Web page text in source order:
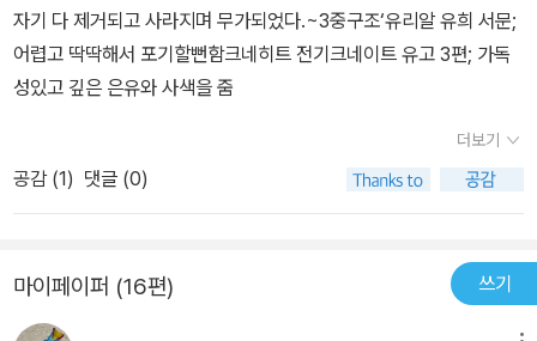
의 도구가 되었다. 헤세가 “진리에 대한 배신자”라고 경고했던 모습
이 지금 우리 눈앞에 있는 것이다. 반(反): 정신의 시대. 잡문에 대한
반작용으로 인류는 유리알 유희와 같은 정신 문명으로 향한다. 진리
리알 유희는 단순한 놀이가 아니다. 인류가 가진 모든 학문들, 즉 수
학, 철학, 음악, 종교 를 하나의 언어로 종합하는 정신적 연금술이다.
그것은 단순한 지식 축적이 아니라, 명상과 깨달음의 경지를 통해 완
어떤 상징적인 형식을, 숭고한 연금술을, 모든 형상이나 다양성을 넘
어서 내면의 고유한 정신세계로, 즉 신에게 다가가는 것을 의미했던
빛의 씨앗 떨어진 곳에서 변화가 일어나고질서가 생겨나니, 찬란
한 세계는 삶에 찬가를, 창조자인 빛에게 승리를 울려 보낸다.- P30
9황도십이궁의 별이 빛나는 정신의 공간으로,거기서는 모든 민족
조화로이, 끊임없이 새로 결합하고- P314우리 가운데 가장 자기
를 믿지 않고 가장 많이 묻고 의심하는 자야말로아마 시대에 영향
을 미치고 청년들을 교화하는 모범이 되리라.자기 자신에 의혹을 품
라,우리 속에도 저 영원한 정신에서 나온 정신이 살고 있어,모든 시대
의 정신을 형제라 부르니오늘을 초월해 사는 것은 그 정신이지, 너
강하게 해주었다. 어떻게 이런 복잡한 세계관을 물질화시켜서 마치
공상과학소설처럼 풀어낼 생각을 했을까 가히 놀랍기만 하다. 그의
소설의 정수를 맛본 듯.
자기 다 제거되고 사라지며 무가되었다.~3중구조‘유리알 유희 서문;
어렵고 딱딱해서 포기할뻔함크네히트 전기크네이트 유고 3편; 가독
성있고 깊은 은유와 사색을 줌
더보기
공감 (1) 댓글 (0)
마이페이퍼 (16편) 쓰기